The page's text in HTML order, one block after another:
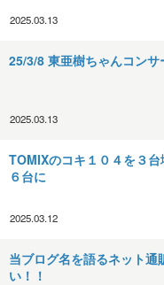
2025.03.13
25/3/8 東亜樹ちゃんコン
2025.03.13
TOMIXのコキ１０４を３
６台に
2025.03.12
当ブログ名を語るネット通
い！！